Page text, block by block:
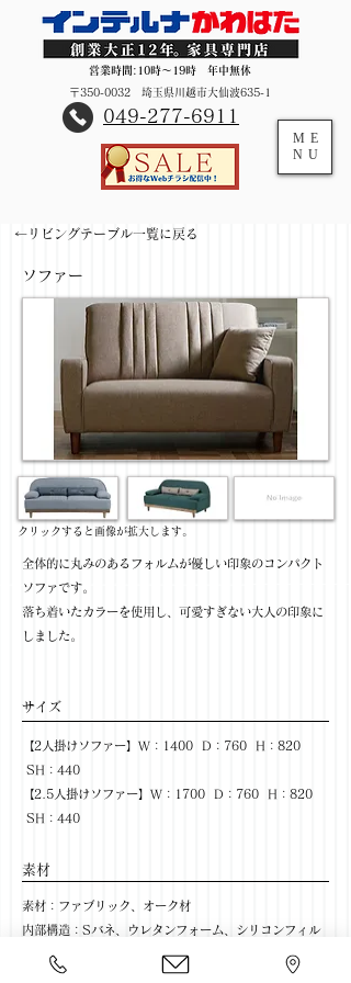
営業時間:10時～19時 年中無休
〒350-0032 埼玉県川越市大仙波635-1
​049-277-6911
ME
NU
←リビングテーブル一覧に戻る
ソファー
​クリックすると画像が拡大します。
全体的に丸みのあるフォルムが優しい印象のコンパクト
ソファです。
落ち着いたカラーを使用し、可愛すぎない大人の印象に
しました。
サイズ
【2人掛けソファー】W：1400 D：760 H：820
SH：440
【2.5人掛けソファー】W：1700 D：760 H：820
SH：440
​素材
素材：ファブリック、オーク材
内部構造：Sバネ、ウレタンフォーム、シリコンフィル
色柄：GN / GY